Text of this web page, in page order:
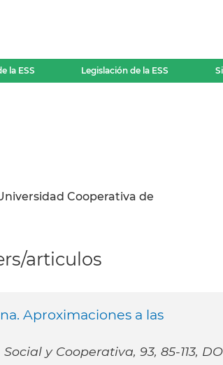
la ESS Legislación de la ESS
Cooperativa de
articulos
Aproximaciones a las
y Cooperativa, 93, 85-113,